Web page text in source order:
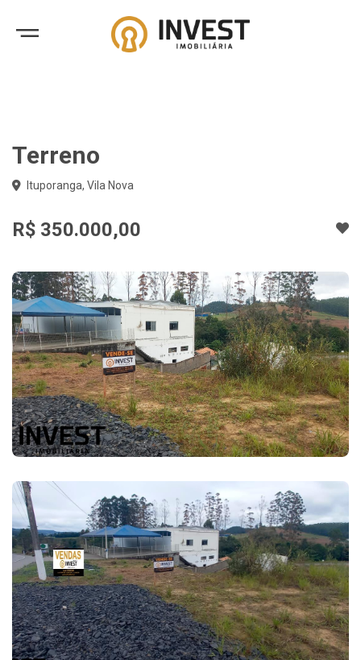
Terreno
Ituporanga, Vila Nova
R$ 350.000,00